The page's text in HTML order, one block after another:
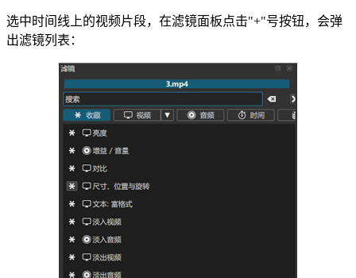
选中时间线上的视频片段，在滤镜面板点击"+"号按钮，会弹
出滤镜列表：